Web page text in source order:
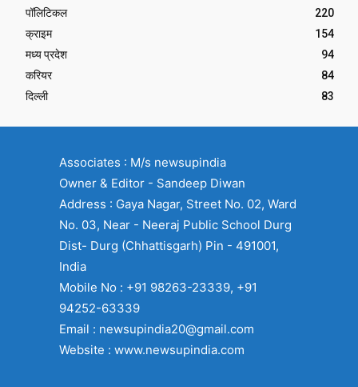
पॉलिटिकल
220
क्राइम
154
मध्य प्रदेश
94
करियर
84
दिल्ली
83
Associates : M/s newsupindia
Owner & Editor - Sandeep Diwan
Address : Gaya Nagar, Street No. 02, Ward
No. 03, Near - Neeraj Public School Durg
Dist- Durg (Chhattisgarh) Pin - 491001,
India
Mobile No : +91 98263-23339, +91
94252-63339
Email : newsupindia20@gmail.com
Website : www.newsupindia.com